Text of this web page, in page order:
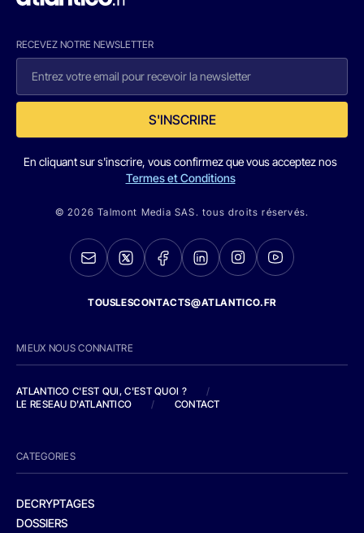
RECEVEZ NOTRE NEWSLETTER
S'INSCRIRE
En cliquant sur s'inscrire, vous confirmez que vous acceptez nos
Termes et Conditions
© 2026 Talmont Media SAS. tous droits réservés.
TOUSLESCONTACTS@ATLANTICO.FR
MIEUX NOUS CONNAITRE
ATLANTICO C'EST QUI, C'EST QUOI ?
/
LE RESEAU D'ATLANTICO
/ CONTACT
CATEGORIES
DECRYPTAGES
DOSSIERS